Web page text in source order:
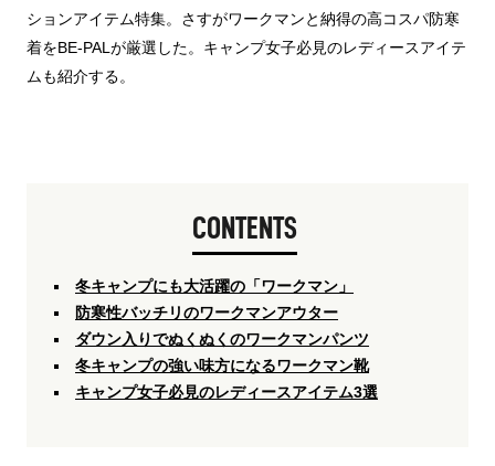
ションアイテム特集。さすがワークマンと納得の高コスパ防寒
着をBE-PALが厳選した。キャンプ女子必見のレディースアイテ
ムも紹介する。
CONTENTS
冬キャンプにも大活躍の「ワークマン」
防寒性バッチリのワークマンアウター
ダウン入りでぬくぬくのワークマンパンツ
冬キャンプの強い味方になるワークマン靴
キャンプ女子必見のレディースアイテム3選